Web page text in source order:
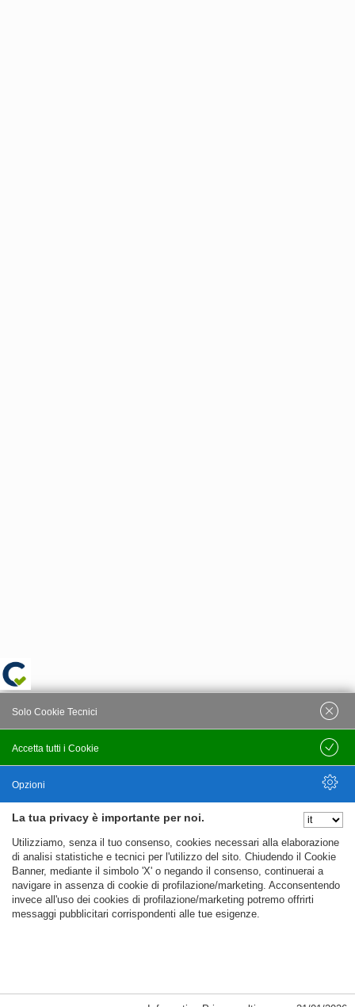
La tua privacy è importante per noi.
Utilizziamo, senza il tuo consenso, cookies necessari alla elaborazione
di analisi statistiche e tecnici per l'utilizzo del sito. Chiudendo il Cookie
Banner, mediante il simbolo 'X' o negando il consenso, continuerai a
navigare in assenza di cookie di profilazione/marketing. Acconsentendo
invece all'uso dei cookies di profilazione/marketing potremo offrirti
messaggi pubblicitari corrispondenti alle tue esigenze.
Accetta tutti i Cookie
Solo Cookie Tecnici
Salva
Opzioni
Nascondi Opzioni